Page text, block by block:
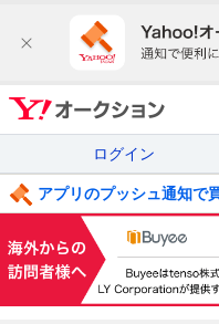
ログイン
アプリのプッシュ通知で